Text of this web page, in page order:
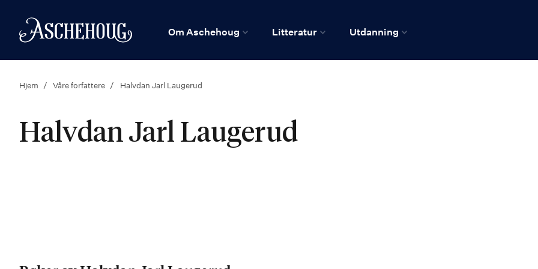
Hjem
Om Aschehoug Litteratur Utdanning
Hjem Våre forfattere Halvdan Jarl Laugerud
Halvdan Jarl Laugerud